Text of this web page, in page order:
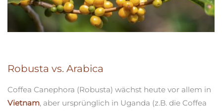
Robusta vs. Arabica
Coffea Canephora (Robusta) wächst heute vor allem in
Vietnam, aber ursprünglich in Uganda (z.B. die Coffea